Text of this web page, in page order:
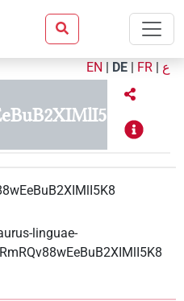
EN | DE | FR | ع
linguae-